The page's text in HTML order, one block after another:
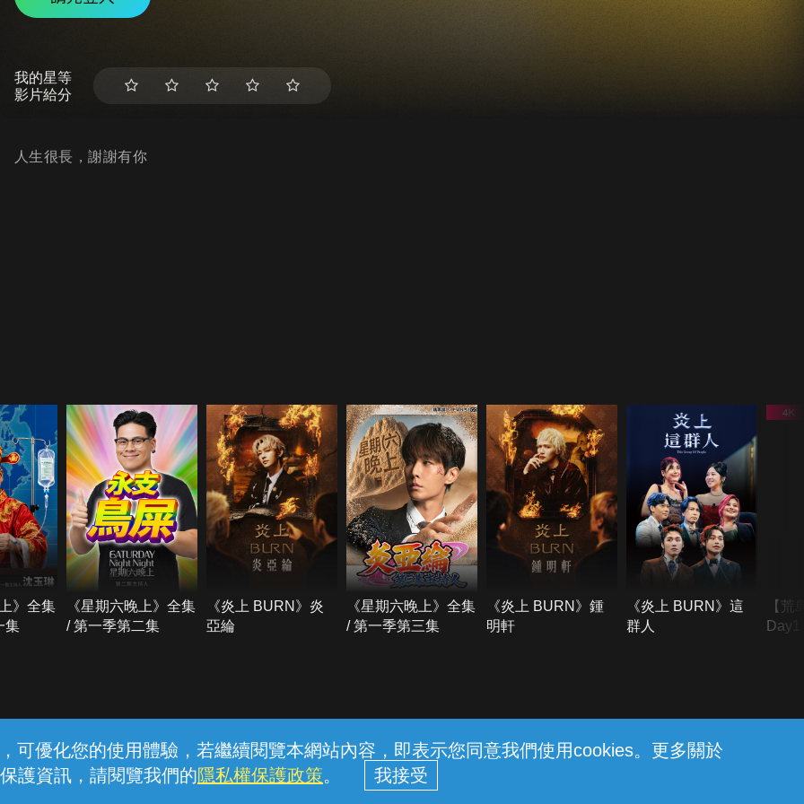
可優化您的使用體驗，若繼續閱覽本網站內容，即表示您同意我們使用cookies。更多關於
護資訊，請閱覽我們的隱私權保護政策。
我的星等
影片給分
人生很長，謝謝有你
》全集
集
《星期六晚上》全集
/ 第一季第二集
《炎上 BURN》炎
亞綸
《星期六晚上》全集
/ 第一季第三集
《炎上 BURN》鍾
明軒
《炎上 BURN》這
群人
【荒
線上客服 服務條款 隱私權保護
中華電信股份有限公司個人家庭分公司 (統一編號：96979949) © 2026